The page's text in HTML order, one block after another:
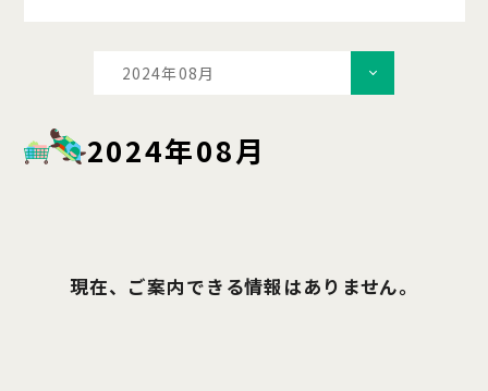
2024年08月
2024年08月
現在、ご案内できる情報はありません。